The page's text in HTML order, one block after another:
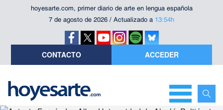
hoyesarte.com, primer diario de arte en lengua española
7 de agosto de 2026 / Actualizado a 13:54h
CONTACTO ACCEDER